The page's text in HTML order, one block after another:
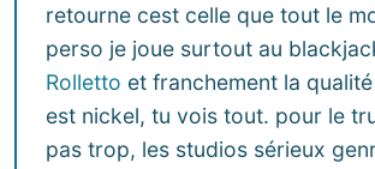
retourne cest celle que tout le
perso je joue surtout au
Rolletto et franchement la
est nickel, tu vois tout. pour le
pas trop, les studios sérieux